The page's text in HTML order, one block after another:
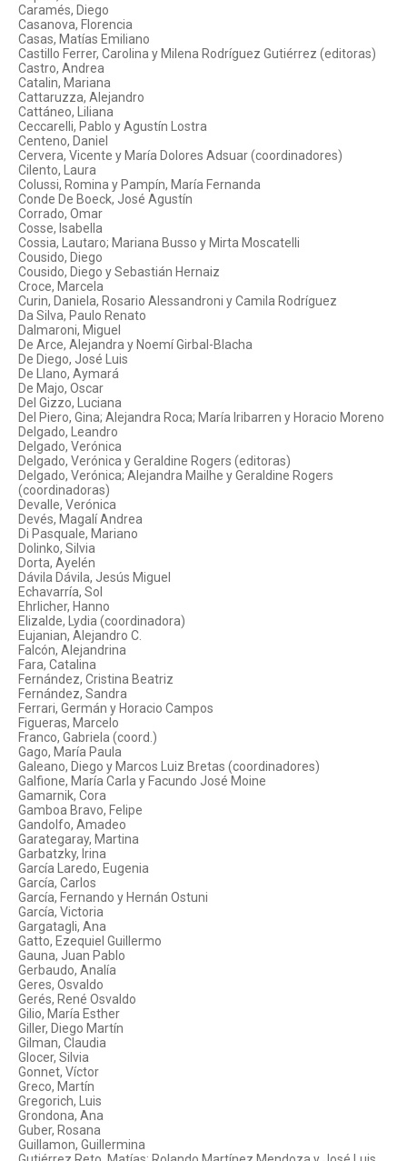
Caramés, Diego
Casanova, Florencia
Casas, Matías Emiliano
Castillo Ferrer, Carolina y Milena Rodríguez Gutiérrez (editoras)
Castro, Andrea
Catalin, Mariana
Cattaruzza, Alejandro
Cattáneo, Liliana
Ceccarelli, Pablo y Agustín Lostra
Centeno, Daniel
Cervera, Vicente y María Dolores Adsuar (coordinadores)
Cilento, Laura
Colussi, Romina y Pampín, María Fernanda
Conde De Boeck, José Agustín
Corrado, Omar
Cosse, Isabella
Cossia, Lautaro; Mariana Busso y Mirta Moscatelli
Cousido, Diego
Cousido, Diego y Sebastián Hernaiz
Croce, Marcela
Curin, Daniela, Rosario Alessandroni y Camila Rodríguez
Da Silva, Paulo Renato
Dalmaroni, Miguel
De Arce, Alejandra y Noemí Girbal-Blacha
De Diego, José Luis
De Llano, Aymará
De Majo, Oscar
Del Gizzo, Luciana
Del Piero, Gina; Alejandra Roca; María Iribarren y Horacio Moreno
Delgado, Leandro
Delgado, Verónica
Delgado, Verónica y Geraldine Rogers (editoras)
Delgado, Verónica; Alejandra Mailhe y Geraldine Rogers
(coordinadoras)
Devalle, Verónica
Devés, Magalí Andrea
Di Pasquale, Mariano
Dolinko, Silvia
Dorta, Ayelén
Dávila Dávila, Jesús Miguel
Echavarría, Sol
Ehrlicher, Hanno
Elizalde, Lydia (coordinadora)
Eujanian, Alejandro C.
Falcón, Alejandrina
Fara, Catalina
Fernández, Cristina Beatriz
Fernández, Sandra
Ferrari, Germán y Horacio Campos
Figueras, Marcelo
Franco, Gabriela (coord.)
Gago, María Paula
Galeano, Diego y Marcos Luiz Bretas (coordinadores)
Galfione, María Carla y Facundo José Moine
Gamarnik, Cora
Gamboa Bravo, Felipe
Gandolfo, Amadeo
Garategaray, Martina
Garbatzky, Irina
García Laredo, Eugenia
García, Carlos
García, Fernando y Hernán Ostuni
García, Victoria
Gargatagli, Ana
Gatto, Ezequiel Guillermo
Gauna, Juan Pablo
Gerbaudo, Analía
Geres, Osvaldo
Gerés, René Osvaldo
Gilio, María Esther
Giller, Diego Martín
Gilman, Claudia
Glocer, Silvia
Gonnet, Víctor
Greco, Martín
Gregorich, Luis
Grondona, Ana
Guber, Rosana
Guillamon, Guillermina